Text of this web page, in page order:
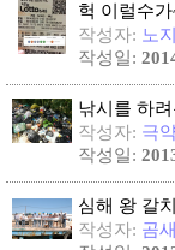
헉 이럴수
작성자: 노
작성일:
낚시를 하
작성자: 극
작성일:
심해 왕 갈치
작성자: 곰